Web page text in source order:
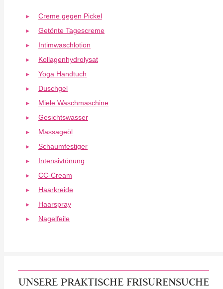
Creme gegen Pickel
Getönte Tagescreme
Intimwaschlotion
Kollagenhydrolysat
Yoga Handtuch
Duschgel
Miele Waschmaschine
Gesichtswasser
Massageöl
Schaumfestiger
Intensivtönung
CC-Cream
Haarkreide
Haarspray
Nagelfeile
UNSERE PRAKTISCHE FRISURENSUCHE